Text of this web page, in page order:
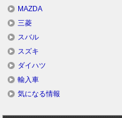
MAZDA
三菱
スバル
スズキ
ダイハツ
輸入車
気になる情報